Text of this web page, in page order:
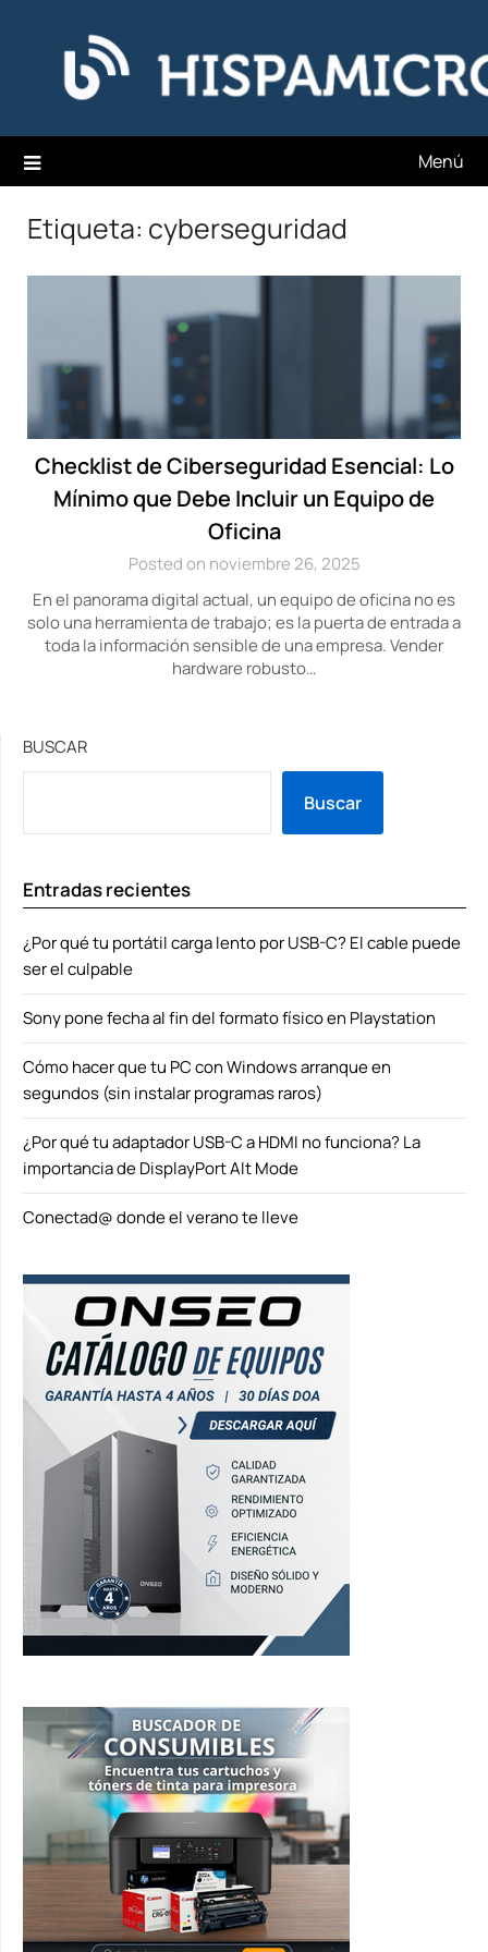
contenido
Hispamicro Blog
Menú
Etiqueta: cyberseguridad
Checklist de Ciberseguridad Esencial: Lo
Mínimo que Debe Incluir un Equipo de
Oficina
Posted on noviembre 26, 2025
En el panorama digital actual, un equipo de oficina no es
solo una herramienta de trabajo; es la puerta de entrada a
toda la información sensible de una empresa. Vender
hardware robusto…
BUSCAR
Buscar
Entradas recientes
¿Por qué tu portátil carga lento por USB-C? El cable puede
ser el culpable
Sony pone fecha al fin del formato físico en Playstation
Cómo hacer que tu PC con Windows arranque en
segundos (sin instalar programas raros)
¿Por qué tu adaptador USB-C a HDMI no funciona? La
importancia de DisplayPort Alt Mode
Conectad@ donde el verano te lleve